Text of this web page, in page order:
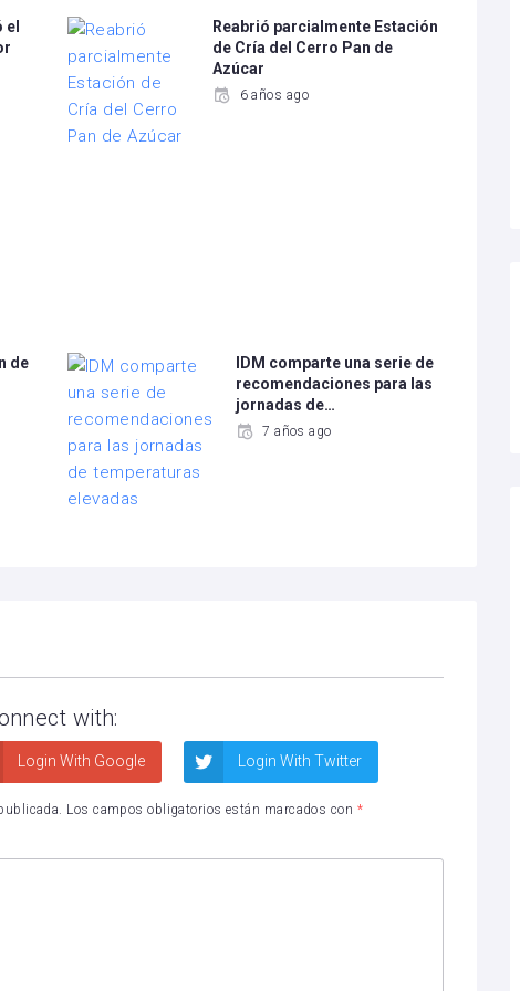
Reabrió parcialmente Estación
de Cría del Cerro Pan de
Azúcar
6 años ago
de
IDM comparte una serie de
recomendaciones para las
jornadas de…
7 años ago
with:
Login With Google Login With Twitter
Los campos obligatorios están marcados con *